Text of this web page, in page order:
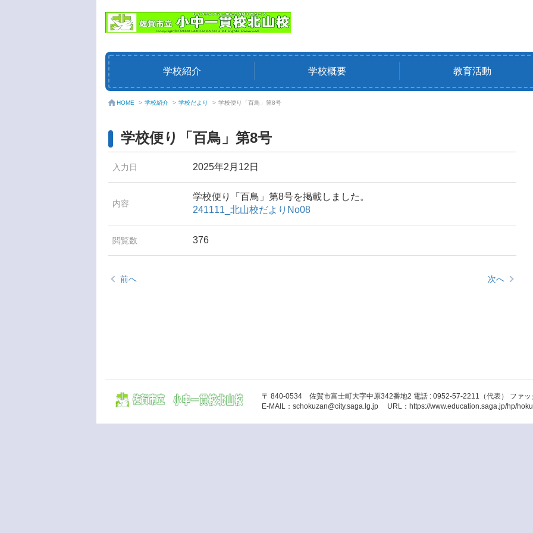
学校紹介 学校概要 教育活動
HOME > 学校紹介 > 学校だより > 学校便り「百鳥」第8号
学校便り「百鳥」第8号
入力日 2025年2月12日
内容
学校便り「百鳥」第8号を掲載しました。
241111_北山校だよりNo08
閲覧数 376
前へ 次へ
〒 840-0534 佐賀市富士町大字中原342番地2 電話 : 0952-57-2211（代表） ファッ
E-MAIL：schokuzan@city.saga.lg.jp URL：https://www.education.saga.jp/hp/